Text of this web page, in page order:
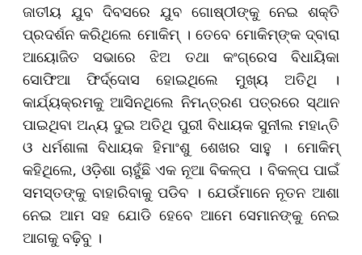
ଜାତୀୟ ଯୁବ ଦିବସରେ ଯୁବ ଗୋଷ୍ଠୀଙ୍କୁ ନେଇ ଶକ୍ତି
ପ୍ରଦର୍ଶନ କରିଥିଲେ ମୋକିମ୍ । ତେବେ ମୋକିମ୍‌ଙ୍କ ଦ୍ବାରା
ଆୟୋଜିତ ସଭାରେ ଝିଅ ତଥା କଂଗ୍ରେସ ବିଧାୟିକା
ସୋଫିଆ ଫିର୍ଦ୍ଦୋସ ହୋଇଥିଲେ ମୁଖ୍ୟ ଅତିଥି ।
କାର୍ଯ୍ୟକ୍ରମକୁ ଆସିନଥିଲେ ନିମନ୍ତ୍ରଣ ପତ୍ରରେ ସ୍ଥାନ
ପାଇଥିବା ଅନ୍ୟ ଦୁଇ ଅତିଥି ପୁରୀ ବିଧାୟକ ସୁନୀଲ ମହାନ୍ତି
ଓ ଧର୍ମଶାଳା ବିଧାୟକ ହିମାଂଶୁ ଶେଖର ସାହୁ । ମୋକିମ୍
କହିଥିଲେ, ଓଡ଼ିଶା ଚାହୁଁଛି ଏକ ନୂଆ ବିକଳ୍ପ । ବିକଳ୍ପ ପାଇଁ
ସମସ୍ତଙ୍କୁ ବାହାରିବାକୁ ପଡିବ । ଯେଉଁମାନେ ନୂତନ ଆଶା
ନେଇ ଆମ ସହ ଯୋଡି ହେବେ ଆମେ ସେମାନଙ୍କୁ ନେଇ
ଆଗକୁ ବଢ଼ିବୁ ।